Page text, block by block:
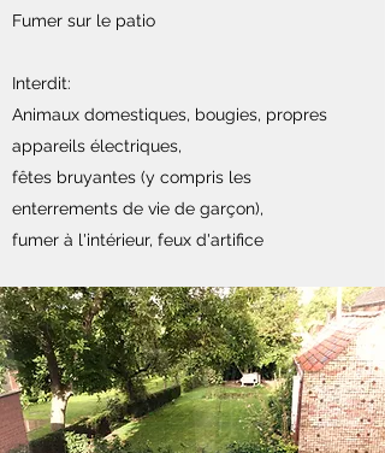
Fumer sur le patio
Interdit:
Animaux domestiques, bougies, propres
appareils électriques,
fêtes bruyantes (y compris les
enterrements de vie de garçon),
fumer à l'intérieur, feux d'artifice